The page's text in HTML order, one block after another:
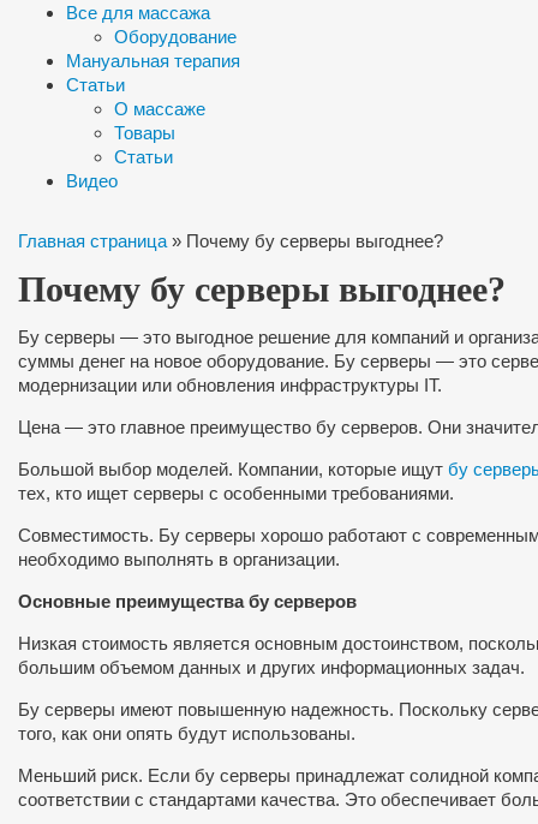
Все для массажа
Оборудование
Мануальная терапия
Статьи
О массаже
Товары
Статьи
Видео
Главная страница » Почему бу серверы выгоднее?
Почему бу серверы выгоднее?
Бу серверы — это выгодное решение для компаний и
суммы денег на новое оборудование. Бу серверы — это
модернизации или обновления инфраструктуры IT.
Цена — это главное преимущество бу серверов. Они
Большой выбор моделей. Компании, которые ищут бу
тех, кто ищет серверы с особенными требованиями.
Совместимость. Бу серверы хорошо работают с
необходимо выполнять в организации.
Основные преимущества бу серверов
Низкая стоимость является основным достоинством,
большим объемом данных и других информационных задач.
Бу серверы имеют повышенную надежность. Поскольку
того, как они опять будут использованы.
Меньший риск. Если бу серверы принадлежат солидной
соответствии с стандартами качества. Это обеспечивает